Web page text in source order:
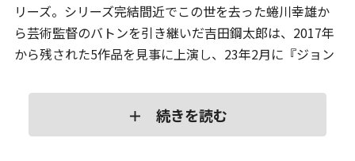
リーズ。シリーズ完結間近でこの世を去った蜷川幸雄か
ら芸術監督のバトンを引き継いだ吉田鋼太郎は、2017年
から残された5作品を見事に上演し、23年2月に『ジョン
ェイクスピア作品を長年愛し続けてきた吉田ならではの
解釈と、エンターテイメント性を意識した演出で高い評
価を得た吉田のもとには、新たなシリーズを望む声が多
＋ 続きを読む